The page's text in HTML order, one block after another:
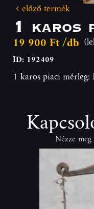
előző termék
1 karos
19 900 Ft /db
ID: 192409
1 karos piaci
Nézze